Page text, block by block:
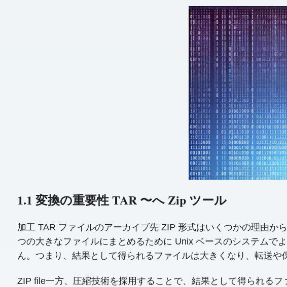
1.1 変換の重要性 TAR 〜へ Zip ツール
加工 TAR ファイルのアーカイブ先 ZIP 形式はいくつかの理由か
つの大きなファイルにまとめるために Unix ベースのシステムで
ん。つまり、結果として得られるファイルは大きくなり、転送や
ZIP file一方、圧縮技術を採用することで、結果として得られる